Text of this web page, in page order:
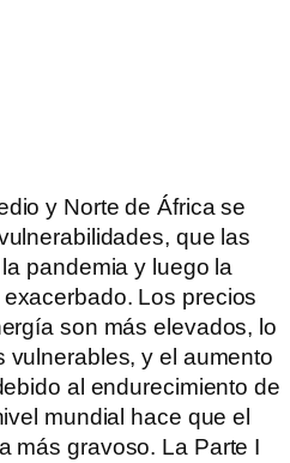
y Norte de África se
que las
pandemia y luego la
Los precios
son más elevados, lo
vulnerables, y el aumento
al endurecimiento de
mundial hace que el
más gravoso. La Parte I